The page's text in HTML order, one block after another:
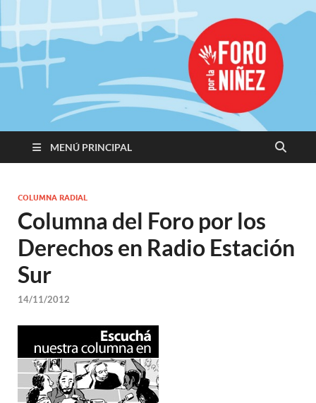
Promoviendo
Derechos,
Construimos
Igualdad
MENÚ PRINCIPAL
COLUMNA RADIAL
Columna del Foro por los
Derechos en Radio Estación
Sur
14/11/2012